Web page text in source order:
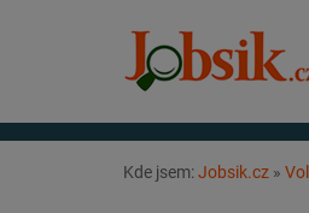
Kde jsem:Jobsik.cz »